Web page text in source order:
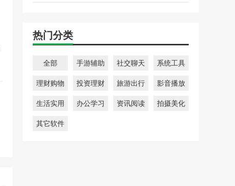
热门分类
全部 手游辅助 社交聊天 系统工具
理财购物 投资理财 旅游出行 影音播放
生活实用 办公学习 资讯阅读 拍摄美化
其它软件